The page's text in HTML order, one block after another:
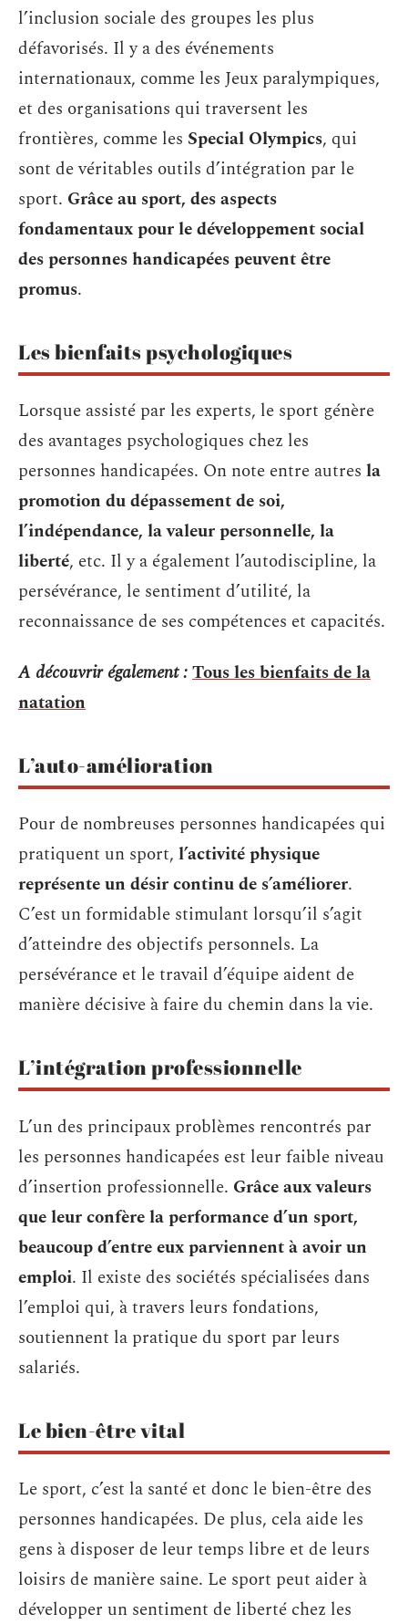
l’inclusion sociale des groupes les plus
défavorisés. Il y a des événements
internationaux, comme les Jeux paralympiques,
et des organisations qui traversent les
frontières, comme les Special Olympics, qui
sont de véritables outils d’intégration par le
sport. Grâce au sport, des aspects
fondamentaux pour le développement social
des personnes handicapées peuvent être
promus.
Les bienfaits psychologiques
Lorsque assisté par les experts, le sport génère
des avantages psychologiques chez les
personnes handicapées. On note entre autres la
promotion du dépassement de soi,
l’indépendance, la valeur personnelle, la
liberté, etc. Il y a également l’autodiscipline, la
persévérance, le sentiment d’utilité, la
reconnaissance de ses compétences et capacités.
A découvrir également :Tous les bienfaits de la
natation
L’auto-amélioration
Pour de nombreuses personnes handicapées qui
pratiquent un sport, l’activité physique
représente un désir continu de s’améliorer.
C’est un formidable stimulant lorsqu’il s’agit
d’atteindre des objectifs personnels. La
persévérance et le travail d’équipe aident de
manière décisive à faire du chemin dans la vie.
L’intégration professionnelle
L’un des principaux problèmes rencontrés par
les personnes handicapées est leur faible niveau
d’insertion professionnelle. Grâce aux valeurs
que leur confère la performance d’un sport,
beaucoup d’entre eux parviennent à avoir un
emploi. Il existe des sociétés spécialisées dans
l’emploi qui, à travers leurs fondations,
soutiennent la pratique du sport par leurs
salariés.
Le bien-être vital
Le sport, c’est la santé et donc le bien-être des
personnes handicapées. De plus, cela aide les
gens à disposer de leur temps libre et de leurs
loisirs de manière saine. Le sport peut aider à
développer un sentiment de liberté chez les